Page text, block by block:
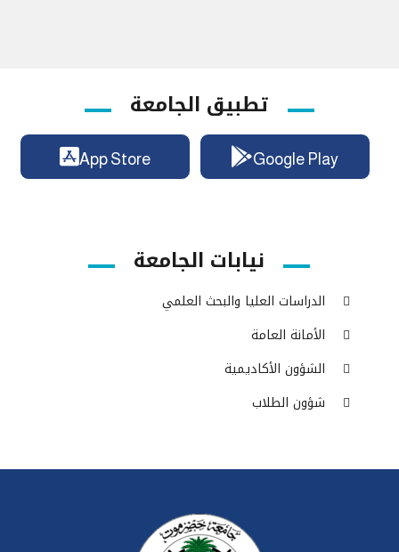
تطبيق الجامعة
Google Play
App Store
نيابات الجامعة
الدراسات العليا والبحث العلمي
الأمانة العامة
الشؤون الأكاديمية
شؤون الطلاب